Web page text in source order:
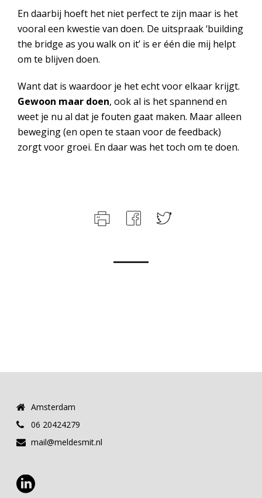
En daarbij hoeft het niet perfect te zijn maar is het
vooral een kwestie van doen. De uitspraak ‘building
the bridge as you walk on it’ is er één die mij helpt
om te blijven doen.
Want dat is waardoor je het echt voor elkaar krijgt.
Gewoon maar doen, ook al is het spannend en
weet je nu al dat je fouten gaat maken. Maar alleen
beweging (en open te staan voor de feedback)
zorgt voor groei. En daar was het toch om te doen.
Amsterdam
06 20424279
mail@meldesmit.nl